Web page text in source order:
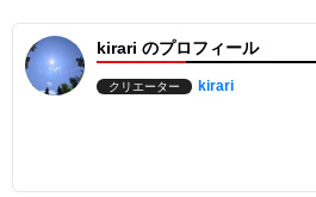
kirari のプロフィール
クリエーター kirari